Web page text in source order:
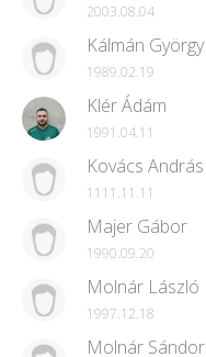
2003.08.04
Kálmán György
1989.02.19
Klér Ádám
1991.04.11
Kovács András
1111.11.11
Majer Gábor
1990.09.20
Molnár László
1997.12.18
Molnár Sándor